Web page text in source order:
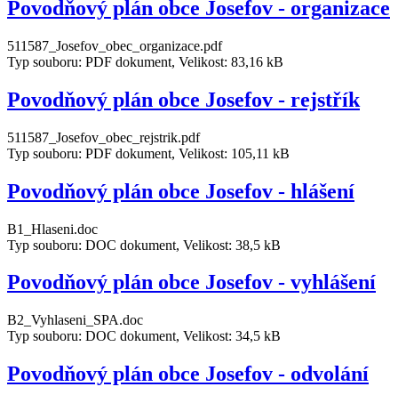
Povodňový plán obce Josefov - organizace
511587_Josefov_obec_organizace.pdf
Typ souboru: PDF dokument, Velikost: 83,16 kB
Povodňový plán obce Josefov - rejstřík
511587_Josefov_obec_rejstrik.pdf
Typ souboru: PDF dokument, Velikost: 105,11 kB
Povodňový plán obce Josefov - hlášení
B1_Hlaseni.doc
Typ souboru: DOC dokument, Velikost: 38,5 kB
Povodňový plán obce Josefov - vyhlášení
B2_Vyhlaseni_SPA.doc
Typ souboru: DOC dokument, Velikost: 34,5 kB
Povodňový plán obce Josefov - odvolání